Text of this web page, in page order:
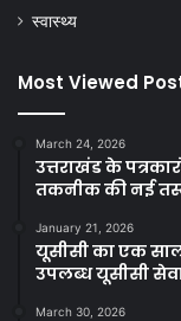
स्वास्थ्य
Most Viewed
March 24, 2026
उत्तराखंड के
तकनीक की नई
January 21, 2026
यूसीसी का एक
उपलब्ध यूसीसी
March 30, 2026